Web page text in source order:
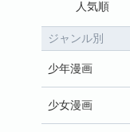
人気順
ジャンル別
少年漫画
少女漫画